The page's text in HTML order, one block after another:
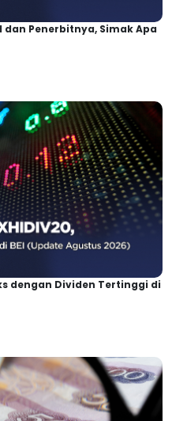
dan Penerbitnya, Simak Apa
dengan Dividen Tertinggi di